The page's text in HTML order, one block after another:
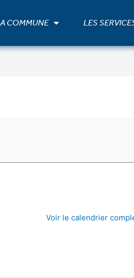
COMMUNE LES
Voir le calendrier